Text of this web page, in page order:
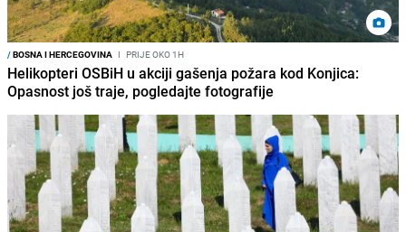
/BOSNA I HERCEGOVINA I PRIJE OKO 1H
Helikopteri OSBiH u akciji gašenja požara kod Konjica:
Opasnost još traje, pogledajte fotografije